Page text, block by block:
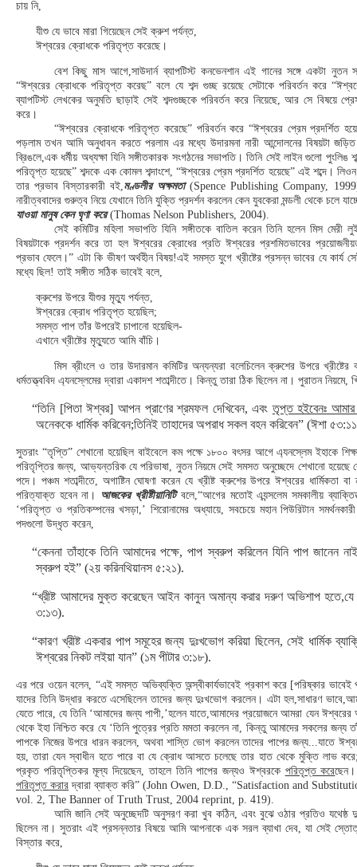
চায় নি,
যীশু যে ভাবে মারা গিয়েছেন সেই ক্রুশ পর্যন্ত,
ঈশ্বরের ক্রোধকে পরিতৃপ্ত করেছে।
বেশ কিছু মাস আগে,সাউদার্ন ব্যাপটিস্ট কনভেনশান এই গানের সঙ্গে একটা নুতন
“ঈশ্বরের ক্রোধকে পরিতৃপ্ত করেছ” বলে যে শব্দ গুচ্ছ রয়েছে সেটাকে পরিবর্তন করে
ব্যাপটিস্ট লেখকের অনুমতি ছাড়াই সেই শব্দগুচ্ছকে পরিবর্তন করে নিয়েছে, আর সে বিষয়ে
করে।
“ঈশ্বরের ক্রোধকে পরিতৃপ্ত করেছে” পরিবর্তন করে “ঈশ্বরের প্রেম প্রদর্শিত
পড়লাম তখন আমি অনুধাবন করতে পরলাম এর মধ্যে উদারমনা নারী আন্দোলনের বিষয়টা
ব্রিঙলে,এক ধর্মীয় অধ্যক্ষা যিনি সঙ্গীতকারক সংগঠনের সভাপতি। তিনি সেই লাইন গুলো
পরিতৃপ্ত হয়েছে” শব্দকে এক কোমল শব্দাংশে, “ঈশ্বরের প্রেম প্রদর্শিত হয়েছে” এই শব্দে। লিওন
তার প্রভাব বিস্তারকারী বই,মণ্ডলীর অক্ষমতা(Spence Publishing Company,
নারীত্ববাদের গুরুত্ব নিয়ে যেখানে তিনি যুক্তি প্রদর্শন করলেন কেন যুবকেরা মন্ডলী থেকে চলে
যাওয়া মানুষ কেন ঘৃণা করে(Thomas Nelson Publishers, 2004).
সেই কমিটির মহিলা সভাপতি যিনি সঙ্গীতকে বাতিল করেন তিনি হলেন মিস মেরী
বিষয়টাকে প্রদর্শন করে তা হল ঈশ্বরের ক্রোধের প্রতি ঈশ্বরের প্রশমিতভাবের
প্রভাব ফেলে।” এটা কি ভীষণ অর্থহীন বিষয়!এই সমস্ত যুগে খ্রীষ্টের প্রসন্ন ভাবের যে কার্য
মধ্যে ছিল! তাই সঙ্গীত সঠিক ভাবেই বলে,
ক্রুশের উপরে যীশুর মৃত্যু পর্যন্ত,
ঈশ্বরের ক্রোধ পরিতৃপ্ত হয়েছিল;
সমস্ত পাপ তাঁর উপরেই চাপানো হয়েছিল-
এখানে খ্রীষ্টের মৃত্যুতে আমি বাঁচি।
মিস ব্রীংলে ও তার উদারমান কমিটির অন্যন্যরা বলেচিলেন ক্রুশের উপরে
ধর্মতত্ত্ববিদ এ্যনস্লেমের দ্বারা একাদশ শতাব্দীতে। কিন্তু তারা ঠিক ছিলেন না। পুরাতন
“তিনি [পিতা ঈশ্বর] আপন প্রাণের শ্রমফল দেখিবেন, এবংতৃপ্ত হইবেনঃ
অনেককে ধার্মিক করিবেন;তিনিই তাহাদের অপরাধ সকল বহন করিবেন” (ঈশা
সুতরাং “তৃপ্তি” শেখানো হয়েছিল বাইবেলে কম পক্ষে ১৮০০ বৎসর আগে এ্যনস্লেম ইহাকে
পরিতৃপ্তির জন্য, আভ্যন্তরিক যে পরিভাষা, নুতন নিয়মে সেই সমসত অনুচ্ছেদে শেখানো
পদে। পঞ্চম শতাব্দীতে, অগাষ্টিন ঘোষণা করেন যে খ্রীষ্ট ক্রুশের উপরে ঈশ্বরের ধার্মিকতা
পরিত্যাক্ত হবেন না। আজকের খ্রীষ্টীয়ানিটিবলে,“আগের মতোই এ্যন্সলেম সমকালীয়
‘পরিতৃপ্ত ও প্রতিকম্পনের খসড়া,’ শিরোনামের অধ্যায়ে, সবচেয়ে মহান পিউরিটান
পদগুলো উদ্ধৃত করেন,
“কেননা তাঁহাকে তিনি আমাদের পক্ষে, পাপ স্বরুপ করিলেন যিনি পাপ জানেন
স্বরুপ হই” (২য় করিনথিয়ানস ৫:২১).
“খ্রীষ্ট আমাদের মুক্ত করেছেন আইন কানুন অমান্য করার দরুণ অভিশাপ
৩:১৩).
“কারণ খ্রীষ্ট একবার পাপ সমূহের জন্য দুঃখভোগ করিয়া ছিলেন, সেই ধার্মিক
ঈশ্বরের নিকট লইয়া যান” (১ম পীটার ৩:১৮).
এর পরে ওয়েন বলেন, “এই সমস্ত অভিব্যক্তি অন্স্বীকার্যভাবেই প্রকাশ করে [পরিষ্কার ভাবেই
যাদের তিনি উদ্ধার করতে এসেছিলেন তাদের জন্য দুঃখভোগ করলেন। এটা হল,সাধারণ
যেতে পারে, যে তিনি ‘আমাদের জন্য পাপী,’হলেন যাতে,আমাদের প্রয়োজনে আমরা যেন
থেকে ইহা নিশ্চিত করে যে ‘তিনি পুত্রের প্রতি মমতা করলেন না, কিন্তু আমাদের সকলের জন্য
পাপকে নিজের উপরে ধারন করলেন, অথবা শাস্তি ভোগ করলেন তাদের পাপের জন্য...যাতে
হয়, তারা যেন স্বাধীন হতে পারে বা যে ক্রোধ আসতে চলেছে তার হাত থেকে মুক্তি লাভ
প্রকৃত পরিতৃপ্তিকর মূল্য দিয়েছেন, তাহলে তিনি পাপের জন্যও ঈশ্বরকে পরিতৃপ্ত করে
পরিতৃপ্ত করার দ্বারা ব্যাক্ত করি” (John Owen, D.D., “Satisfaction and
vol. 2, The Banner of Truth Trust, 2004 reprint, p. 419).
আমি জানি সেই অনুচ্ছেদটি অনুসরণ করা খুব কঠিন, এবং বুঝে ওঠার প্রতিও যথেষ্ঠ
ছিলেন না। সুতরাং এই প্রসন্নতার বিষয়ে আমি আপনাকে এক সরল ব্যাখা দেব, যা সেই
বিস্তার করে,